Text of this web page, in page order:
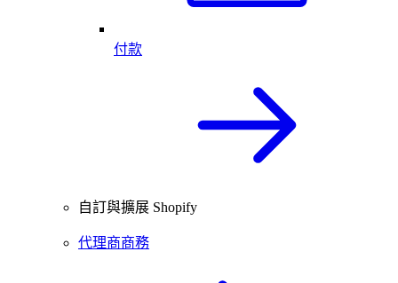
付款
自訂與擴展 Shopify
代理商商務